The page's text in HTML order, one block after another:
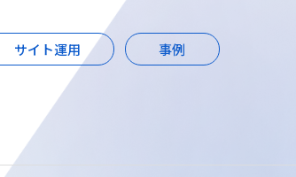
サイト運用 事例